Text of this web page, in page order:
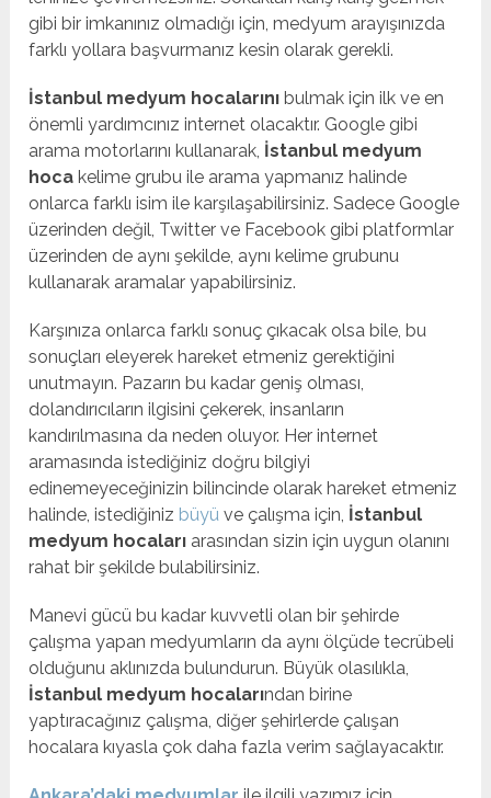
gibi bir imkanınız olmadığı için, medyum arayışınızda
farklı yollara başvurmanız kesin olarak gerekli.
İstanbul medyum hocalarını bulmak için ilk ve en
önemli yardımcınız internet olacaktır. Google gibi
arama motorlarını kullanarak, İstanbul medyum
hoca kelime grubu ile arama yapmanız halinde
onlarca farklı isim ile karşılaşabilirsiniz. Sadece Google
üzerinden değil, Twitter ve Facebook gibi platformlar
üzerinden de aynı şekilde, aynı kelime grubunu
kullanarak aramalar yapabilirsiniz.
Karşınıza onlarca farklı sonuç çıkacak olsa bile, bu
sonuçları eleyerek hareket etmeniz gerektiğini
unutmayın. Pazarın bu kadar geniş olması,
dolandırıcıların ilgisini çekerek, insanların
kandırılmasına da neden oluyor. Her internet
aramasında istediğiniz doğru bilgiyi
edinemeyeceğinizin bilincinde olarak hareket etmeniz
halinde, istediğiniz büyü ve çalışma için, İstanbul
medyum hocaları arasından sizin için uygun olanını
rahat bir şekilde bulabilirsiniz.
Manevi gücü bu kadar kuvvetli olan bir şehirde
çalışma yapan medyumların da aynı ölçüde tecrübeli
olduğunu aklınızda bulundurun. Büyük olasılıkla,
İstanbul medyum hocalarından birine
yaptıracağınız çalışma, diğer şehirlerde çalışan
hocalara kıyasla çok daha fazla verim sağlayacaktır.